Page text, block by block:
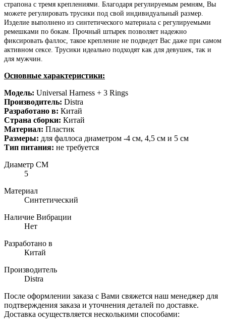
страпона с тремя креплениями. Благодаря регулируемым ремням, Вы
можете регулировать трусики под свой индивидуальный размер.
Изделие выполнено из синтетического материала с регулируемыми
ремешками по бокам. Прочный штырек позволяет надежно
фиксировать фаллос, такое крепление не подведет Вас даже при самом
активном сексе. Трусики идеально подходят как для девушек, так и
для мужчин.
Основные характеристики:
Модель: Universal Harness + 3 Rings
Производитель: Distra
Разработано в: Китай
Страна сборки: Китай
Материал: Пластик
Размеры: для фаллоса диаметром -4 см, 4,5 см и 5 см
Тип питания: не требуется
Диаметр СМ
5
Материал
Синтетический
Наличие Вибрации
Нет
Разработано в
Китай
Производитель
Distra
После оформлении заказа с Вами свяжется наш менеджер для
подтверждения заказа и уточнения деталей по доставке.
Доставка осуществляется несколькими способами: